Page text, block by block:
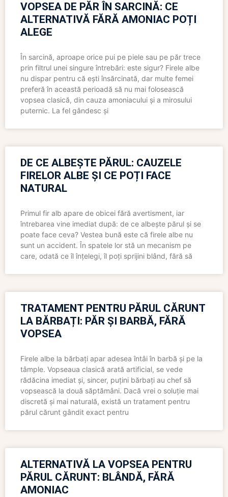
VOPSEA DE PĂR ÎN SARCINĂ: CE
ALTERNATIVĂ FĂRĂ AMONIAC POȚI
ALEGE
În sarcină, aproape orice pui pe piele sau pe păr trece
prin filtrul unei singure întrebări: este sigur? Firele albe
nu dispar pentru că ești însărcinată, dar multe femei
preferă în această perioadă să nu mai folosească
vopsea clasică, din cauza amoniacului și a mirosului
puternic. La fel gândesc și
DE CE ALBEȘTE PĂRUL: CAUZELE
FIRELOR ALBE ȘI CE POȚI FACE
NATURAL
Primul fir alb apare de obicei fără avertisment, iar
întrebarea vine imediat după: de ce albește părul și se
poate face ceva? Vestea bună este că firele albe nu
sunt un accident. În spatele lor stă un mecanism pe
care, odată ce îl înțelegi, îl poți sprijini blând, fără să
TRATAMENT PENTRU PĂRUL CĂRUNT
LA BĂRBAȚI: PĂR ȘI BARBĂ, FĂRĂ
VOPSEA
Firele albe la bărbați apar adesea întâi în barbă și pe la
tâmple. Vopseaua clasică arată artificial, se vede
rădăcina imediat și, sincer, puțini bărbați au chef să
vopsească la două săptămâni. Dacă vrei o soluție mai
discretă și mai naturală, există un tratament pentru
părul cărunt gândit exact pentru
ALTERNATIVĂ LA VOPSEA PENTRU
PĂRUL CĂRUNT: BLÂNDĂ, FĂRĂ
AMONIAC